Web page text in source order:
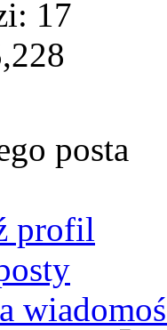
17
posta
profil